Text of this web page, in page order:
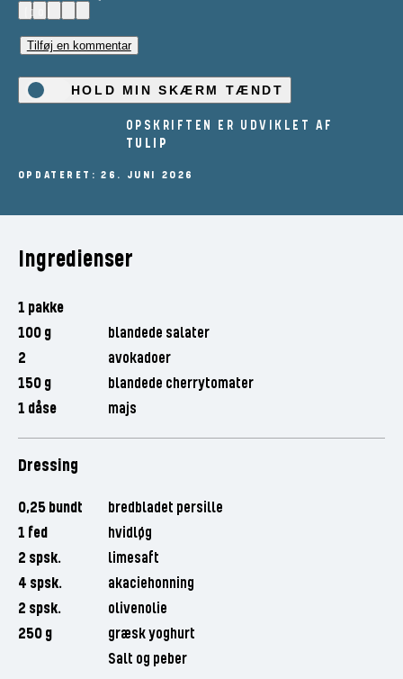
(10)
Tilføj en kommentar
HOLD MIN SKÆRM TÆNDT
OPSKRIFTEN ER UDVIKLET AF
TULIP
OPDATERET: 26. JUNI 2026
Ingredienser
1 pakke
100 g
blandede salater
2
avokadoer
150 g
blandede cherrytomater
1 dåse
majs
Dressing
0,25 bundt
bredbladet persille
1 fed
hvidløg
2 spsk.
limesaft
4 spsk.
akaciehonning
2 spsk.
olivenolie
250 g
græsk yoghurt
Salt og peber